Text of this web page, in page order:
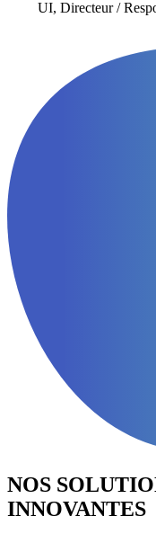
UI, Directeur /
NOS
INNOVANTES